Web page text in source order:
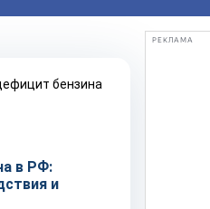
в РФ:
и
РЕКЛАМА